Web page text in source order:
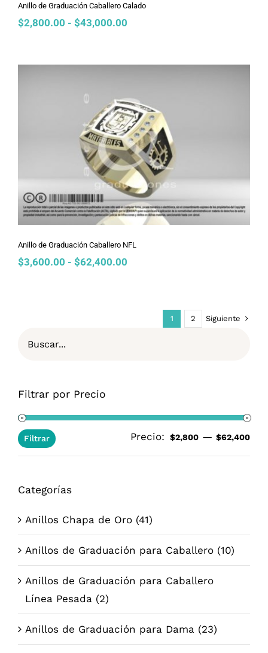
Anillo de Graduación Caballero Calado
$2,800.00 - $43,000.00Rango
Anillo de Graduación Caballero NFL
Anillo de Graduación Caballero NFL
$3,600.00 - $62,400.00Rango
$3,600.00
1 2 Siguiente
Filtrar por Precio
Filtrar Precio: $2,800 —$62,400
Categorías
Anillos Chapa de Oro (41)
Anillos de Graduación para Caballero (10)
Anillos de Graduación para Caballero
Línea Pesada (2)
Anillos de Graduación para Dama (23)